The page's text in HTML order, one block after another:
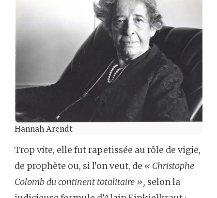
Hannah Arendt
Trop vite, elle fut rapetissée au rôle de vigie,
de prophète ou, si l’on veut, de « Christophe
Colomb du continent totalitaire », selon la